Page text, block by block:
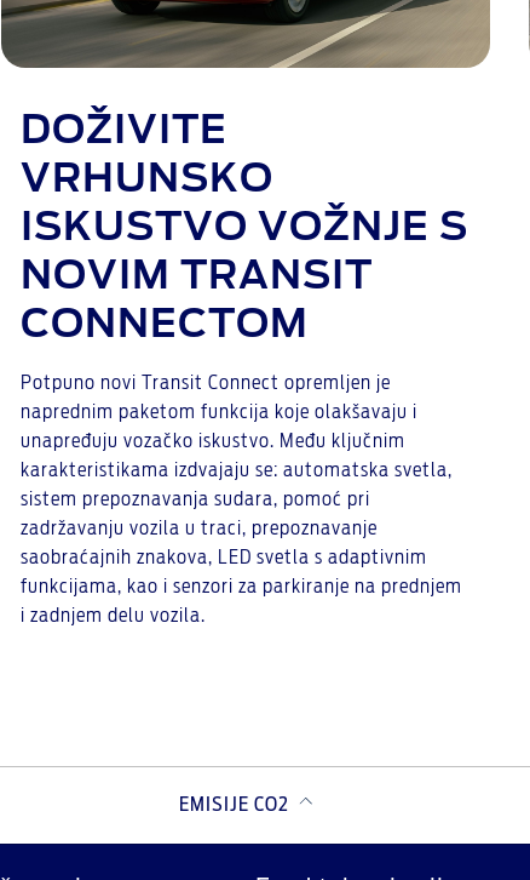
DOŽIVITE
VRHUNSKO
ISKUSTVO VOŽNJE S
NOVIM TRANSIT
CONNECTOM
Potpuno novi Transit Connect opremljen je
naprednim paketom funkcija koje olakšavaju i
unapređuju vozačko iskustvo. Među ključnim
karakteristikama izdvajaju se: automatska svetla,
sistem prepoznavanja sudara, pomoć pri
zadržavanju vozila u traci, prepoznavanje
saobraćajnih znakova, LED svetla s adaptivnim
funkcijama, kao i senzori za parkiranje na prednjem
i zadnjem delu vozila.
EMISIJE CO2